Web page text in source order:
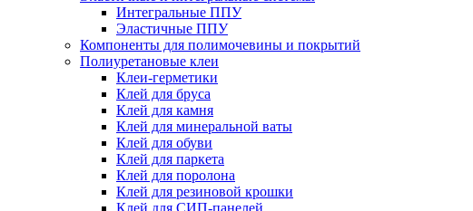
Интегральные ППУ
Эластичные ППУ
Компоненты для полимочевины и покрытий
Полиуретановые клеи
Клеи-герметики
Клей для бруса
Клей для камня
Клей для минеральной ваты
Клей для обуви
Клей для паркета
Клей для поролона
Клей для резиновой крошки
Клей для СИП-панелей